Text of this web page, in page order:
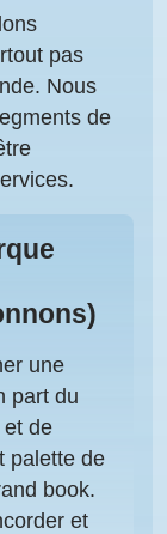
pas
Nous
de
une
part du
et de
palette de
book.
et